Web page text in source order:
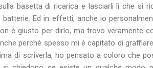
basetta di ricarica e lasciarli lì che si
Ed in effetti, anche io
è giusto per dirlo, ma trovo veramente
perché spesso mi è capitato di
di scriverla, ho pensato a coloro che